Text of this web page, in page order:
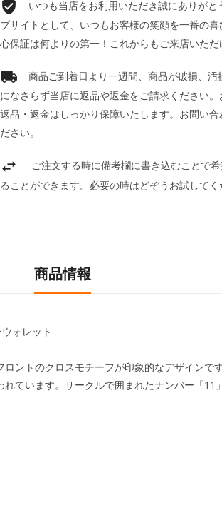
いつも当店をお利用いただき誠にありが
プサイトとして、いつもお客様の笑顔を一番の
心保証は何よりの第一！これからもご来店いた
商品ご到着日より一週間、商品が破損、
になさらず当店に返品や返金をご請求ください
返品・返金はしっかり保障いたします。お問い合
ださい。
ご注文する時に備考欄に書き込むことで
ることができます。必要の時はどぞうお試して
商品情報
ォレット
ントのクロスモチーフが印象的なデザイン
ています。サークルで囲まれたナンバー「